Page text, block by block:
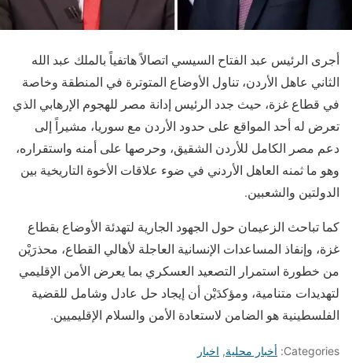
أجرى الرئيس عبد الفتاح السيسي اتصالاً هاتفياً بالملك عبد الله
الثاني عاهل الأردن، تناول الأوضاع المتوترة في المنطقة وخاصة
في قطاع غزة، حيث جدد الرئيس إدانة مصر للهجوم الإرهابي الذي
تعرض له أحد المواقع على حدود الأردن مع سوريا، مشيراً إلى
دعم مصر الكامل للأردن الشقيق، وحرصها على أمنه واستقراره،
وهو ما ثمنه العاهل الأردني في ضوء علاقات الأخوة التاريخية بين
الدولتين والشعبين.
كما تباحث الزعيمان حول الجهود الجارية لتهدئة الأوضاع بقطاع
غزة، وإنفاذ المساعدات الإنسانية العاجلة لأهالي القطاع، محذرَيْن
من خطورة استمرار التصعيد العسكري بما يعرض الأمن الإقليمي
لتهديدات متنامية، ومؤكدَيْن أن إيجاد حل عادل وشامل للقضية
الفلسطينية هو الضامن لاستعادة الأمن والسلام الإقليميين.
Categories: أخبار محلية, اخبار